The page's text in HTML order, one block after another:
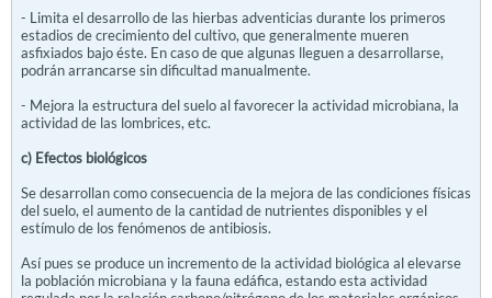
- Limita el desarrollo de las hierbas adventicias durante los primeros
estadios de crecimiento del cultivo, que generalmente mueren
asfixiados bajo éste. En caso de que algunas lleguen a desarrollarse,
podrán arrancarse sin dificultad manualmente.
- Mejora la estructura del suelo al favorecer la actividad microbiana, la
actividad de las lombrices, etc.
c) Efectos biológicos
Se desarrollan como consecuencia de la mejora de las condiciones físicas
del suelo, el aumento de la cantidad de nutrientes disponibles y el
estímulo de los fenómenos de antibiosis.
Así pues se produce un incremento de la actividad biológica al elevarse
la población microbiana y la fauna edáfica, estando esta actividad